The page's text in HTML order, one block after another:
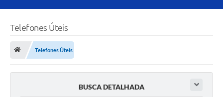
A Cidade
Telefones Úteis
Telefones Úteis
BUSCA DETALHADA